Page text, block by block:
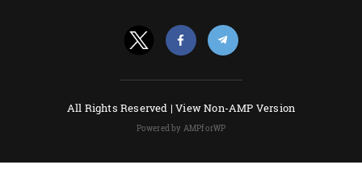
All Rights Reserved |View Non-AMP Version
Powered by AMPforWP